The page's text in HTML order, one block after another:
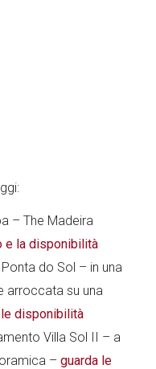
– The Madeira
e la disponibilità
do Sol – in una
arroccata su una
disponibilità
Villa Sol II – a
–guarda le